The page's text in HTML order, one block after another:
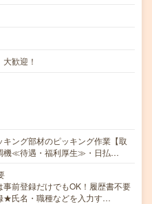
歓迎！
ング部材のピッキング作業【取
機≪待遇・福利厚生≫・日払…
前登録だけでもOK！履歴書不要
★氏名・職種などを入力す…